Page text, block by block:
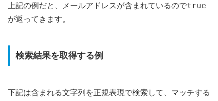
上記の例だと、メールアドレスが含まれているのでtrue
が返ってきます。
検索結果を取得する例
下記は含まれる文字列を正規表現で検索して、マッチする